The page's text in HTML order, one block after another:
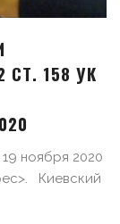
СТ. 158 УК
ноября 2020